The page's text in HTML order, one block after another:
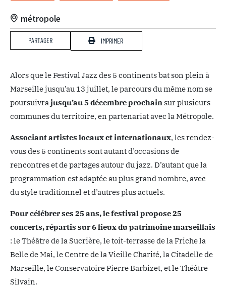
métropole
PARTAGER IMPRIMER
Alors que le Festival Jazz des 5 continents bat son plein à
Marseille jusqu’au 13 juillet, le parcours du même nom se
poursuivra jusqu’au 5 décembre prochain sur plusieurs
communes du territoire, en partenariat avec la Métropole.
Associant artistes locaux et internationaux, les rendez-
vous des 5 continents sont autant d’occasions de
rencontres et de partages autour du jazz. D’autant que la
programmation est adaptée au plus grand nombre, avec
du style traditionnel et d’autres plus actuels.
Pour célébrer ses 25 ans, le festival propose 25
concerts, répartis sur 6 lieux du patrimoine marseillais
: le Théâtre de la Sucrière, le toit-terrasse de la Friche la
Belle de Mai, le Centre de la Vieille Charité, la Citadelle de
Marseille, le Conservatoire Pierre Barbizet, et le Théâtre
Silvain.